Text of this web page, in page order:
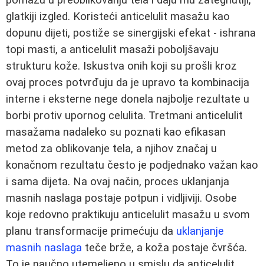
glatkiji izgled. Koristeći anticelulit masažu kao
dopunu dijeti, postiže se sinergijski efekat - ishrana
topi masti, a anticelulit masaži poboljšavaju
strukturu kože. Iskustva onih koji su prošli kroz
ovaj proces potvrđuju da je upravo ta kombinacija
interne i eksterne nege donela najbolje rezultate u
borbi protiv upornog celulita. Tretmani anticelulit
masažama nadaleko su poznati kao efikasan
metod za oblikovanje tela, a njihov značaj u
konačnom rezultatu često je podjednako važan kao
i sama dijeta. Na ovaj način, proces uklanjanja
masnih naslaga postaje potpun i vidljiviji. Osobe
koje redovno praktikuju anticelulit masažu u svom
planu transformacije primećuju da uklanjanje
masnih naslaga teče brže, a koža postaje čvršća.